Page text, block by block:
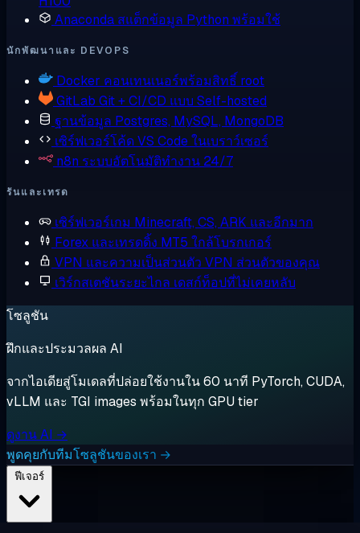
Anaconda สแต็กข้อมูล Python พร้อมใช้
นักพัฒนาและ DEVOPS
Docker คอนเทนเนอร์พร้อมสิทธิ์ root
GitLab Git + CI/CD แบบ Self-hosted
ฐานข้อมูล Postgres, MySQL, MongoDB
เซิร์ฟเวอร์โค้ดVS Code ในเบราว์เซอร์
n8n ระบบอัตโนมัติทำงาน 24/7
รันและเทรด
เซิร์ฟเวอร์เกม Minecraft, CS, ARK และอีกมาก
Forex และเทรดดิ้ง MT5 ใกล้โบรกเกอร์
VPN และความเป็นส่วนตัว VPN ส่วนตัวของคุณ
เวิร์กสเตชันระยะไกล เดสก์ท็อปที่ไม่เคยหลับ
โซลูชัน
ฝึกและประมวลผล AI
จากไอเดียสู่โมเดลที่ปล่อยใช้งานใน 60 นาที PyTorch, CUDA,
vLLM และ TGI images พร้อมในทุก GPU tier
ดูงาน AI →
พูดคุยกับทีมโซลูชันของเรา →